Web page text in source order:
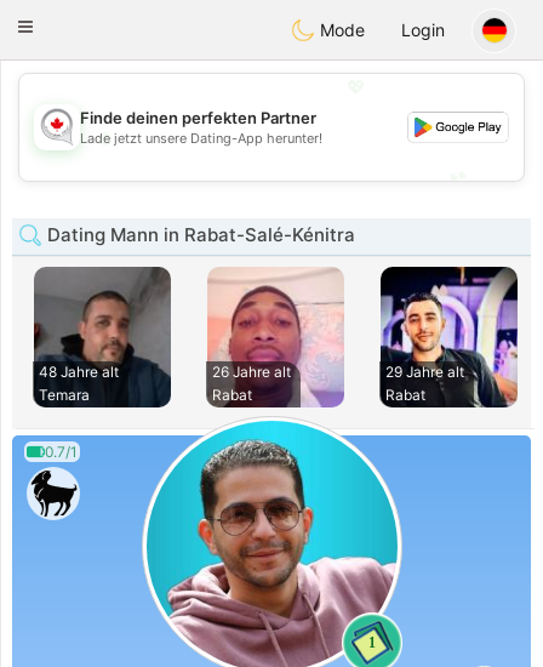
CANADIANchat
Toggle
Mode Login
💖
💕
Finde deinen perfekten Partner
Lade jetzt unsere Dating-App herunter!
Dating Mann in Rabat-Salé-Kénitra
48 Jahre alt
Temara
26 Jahre alt
Rabat
29 Jahre alt
Rabat
0.7/1
1